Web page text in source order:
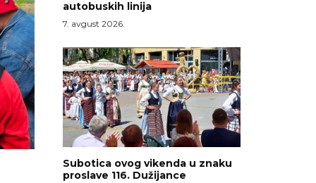
autobuskih linija
7. avgust 2026.
Subotica ovog vikenda u znaku
proslave 116. Dužijance